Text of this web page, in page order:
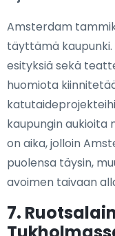
Amsterdam
täyttämä
esityksiä sekä
huomiota
kaupungin aukioita
on aika, jolloin
puolensa täysin,
avoimen taivaan
7.